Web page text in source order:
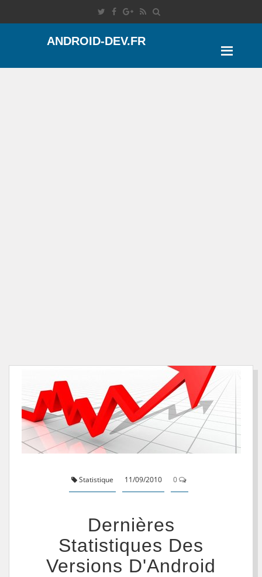
ANDROID-DEV.FR
Statistique 11/09/2010 0
Dernières
Statistiques Des
Versions D'Android